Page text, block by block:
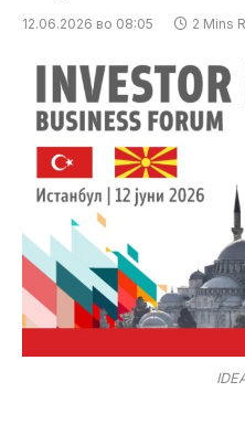
12.06.2026 во 08:05 2 Mins